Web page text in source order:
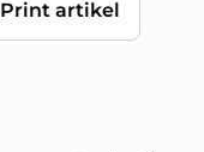
Print artikel